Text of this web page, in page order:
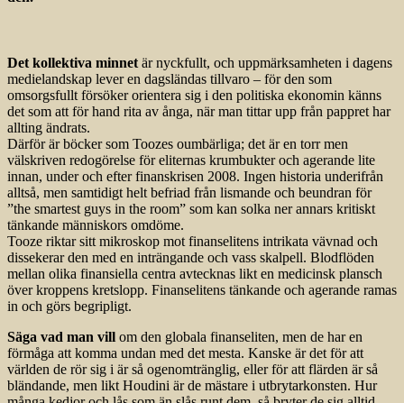
Det kollektiva minnet är nyckfullt, och uppmärksamheten i dagens
medielandskap lever en dagsländas tillvaro – för den som
omsorgsfullt försöker orientera sig i den politiska ekonomin känns
det som att för hand rita av ånga, när man tittar upp från pappret har
allting ändrats.
Därför är böcker som Toozes oumbärliga; det är en torr men
välskriven redogörelse för eliternas krumbukter och agerande lite
innan, under och efter finanskrisen 2008. Ingen historia underifrån
alltså, men samtidigt helt befriad från lismande och beundran för
”the smartest guys in the room” som kan solka ner annars kritiskt
tänkande människors omdöme.
Tooze riktar sitt mikroskop mot finanselitens intrikata vävnad och
dissekerar den med en inträngande och vass skalpell. Blodflöden
mellan olika finansiella centra avtecknas likt en medicinsk plansch
över kroppens kretslopp. Finanselitens tänkande och agerande ramas
in och görs begripligt.
Säga vad man vill om den globala finanseliten, men de har en
förmåga att komma undan med det mesta. Kanske är det för att
världen de rör sig i är så ogenomtränglig, eller för att flärden är så
bländande, men likt Houdini är de mästare i utbrytarkonsten. Hur